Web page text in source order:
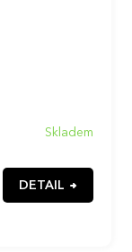
Skladem
DETAIL